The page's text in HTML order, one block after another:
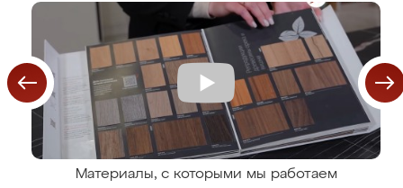
Материалы, с которыми мы работаем